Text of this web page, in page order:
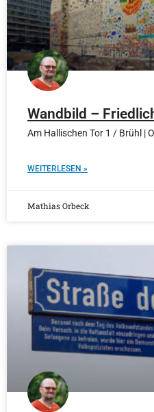
Wandbild –
Am Hallischen Tor 1 / Brühl |
WEITERLESEN »
Mathias Orbeck